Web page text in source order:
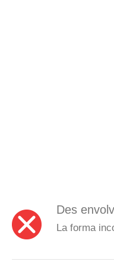
Des
La forma